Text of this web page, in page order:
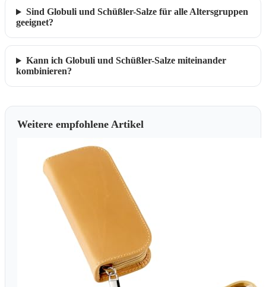
Sind Globuli und Schüßler-Salze für alle Altersgruppen
geeignet?
Kann ich Globuli und Schüßler-Salze miteinander
kombinieren?
Weitere empfohlene Artikel